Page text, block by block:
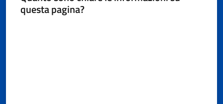
questa pagina?